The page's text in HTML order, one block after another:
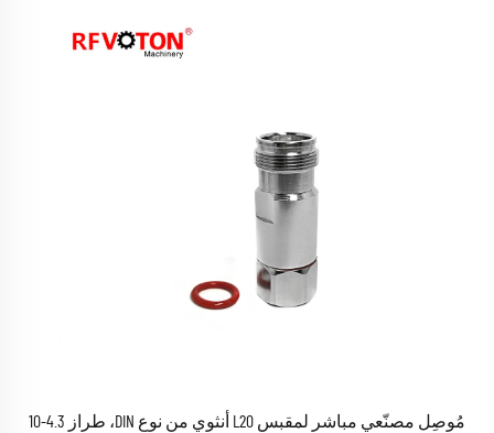
مُوصِل مصنّعي مباشر لمقبس L20 أنثوي من نوع DIN، طراز 4.3-10